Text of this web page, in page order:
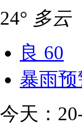
24° 多云
良 60
暴雨预
今天：